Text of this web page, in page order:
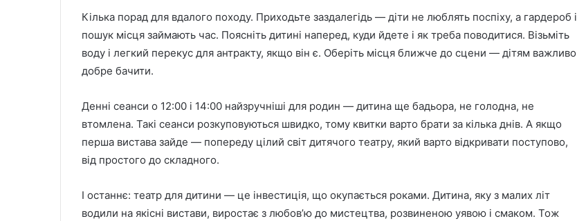
Кілька порад для вдалого походу. Приходьте заздалегідь — діти не люблять поспіху, а гардероб і
пошук місця займають час. Поясніть дитині наперед, куди йдете і як треба поводитися. Візьміть
воду і легкий перекус для антракту, якщо він є. Оберіть місця ближче до сцени — дітям важливо
добре бачити.
Денні сеанси о 12:00 і 14:00 найзручніші для родин — дитина ще бадьора, не голодна, не
втомлена. Такі сеанси розкуповуються швидко, тому квитки варто брати за кілька днів. А якщо
перша вистава зайде — попереду цілий світ дитячого театру, який варто відкривати поступово,
від простого до складного.
І останнє: театр для дитини — це інвестиція, що окупається роками. Дитина, яку з малих літ
водили на якісні вистави, виростає з любов’ю до мистецтва, розвиненою уявою і смаком. Тож